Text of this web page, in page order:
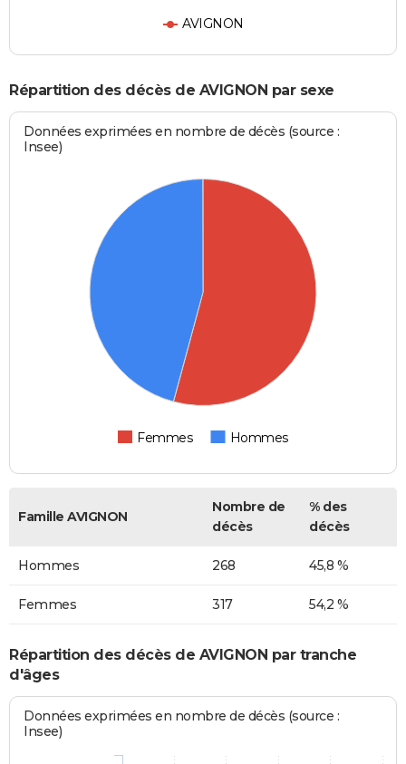
AVIGNON
Répartition des décès de AVIGNON par sexe
Données exprimées en nombre de décès (source :
Insee)
Femmes Hommes
Famille AVIGNON
Nombre de
décès
% des
décès
Hommes 268 45,8 %
Femmes 317 54,2 %
Répartition des décès de AVIGNON par tranche
d'âges
Données exprimées en nombre de décès (source :
Insee)